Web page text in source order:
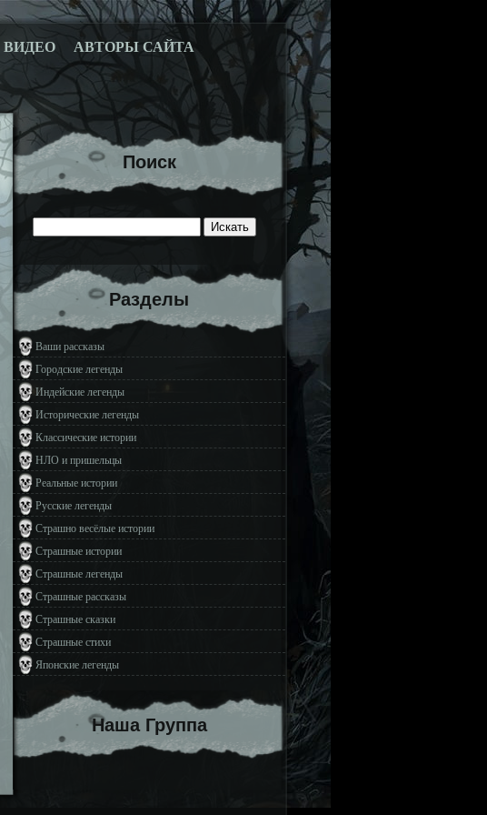
ВИДЕО АВТОРЫ САЙТА
Поиск
Разделы
Ваши рассказы
Городские легенды
Индейские легенды
Исторические легенды
Классические истории
НЛО и пришельцы
Реальные истории
Русские легенды
Страшно весёлые истории
Страшные истории
Страшные легенды
Страшные рассказы
Страшные сказки
Страшные стихи
Японские легенды
Наша Группа